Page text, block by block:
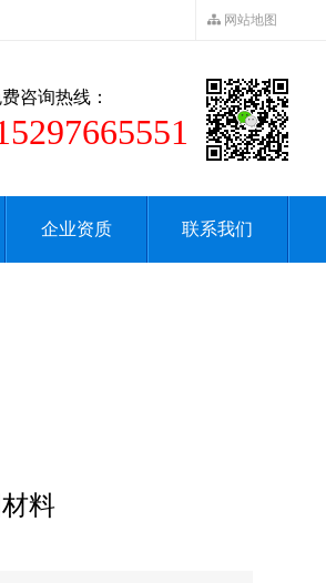
网站地图
咨询热线：
企业资质 联系我们
料